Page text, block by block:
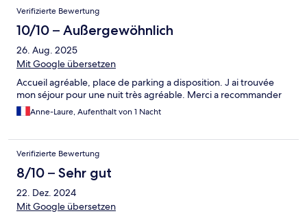
Verifizierte Bewertung
10/10 – Außergewöhnlich
26. Aug. 2025
Mit Google übersetzen
Accueil agréable, place de parking a disposition. J ai trouvée
mon séjour pour une nuit très agréable. Merci a recommander
Anne-Laure, Aufenthalt von 1 Nacht
Verifizierte Bewertung
8/10 – Sehr gut
22. Dez. 2024
Mit Google übersetzen